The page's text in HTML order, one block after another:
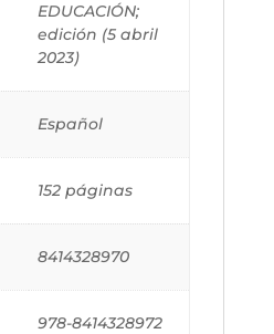
EDUCACIÓN;
edición (5 abril
2023)
Español
152 páginas
8414328970
978-8414328972